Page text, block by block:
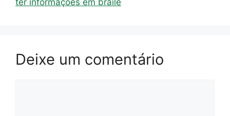
ter informações em braile
Deixe um comentário